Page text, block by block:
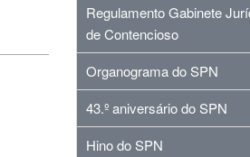
Regulamento Gabinete
de Contencioso
Organograma do SPN
43.º aniversário do SPN
Hino do SPN